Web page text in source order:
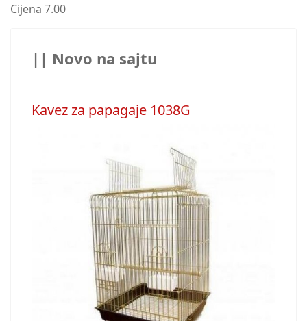
Cijena 7.00
|| Novo na sajtu
Kavez za papagaje 1038G